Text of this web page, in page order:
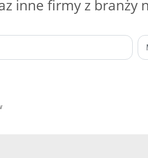
inne firmy z branży